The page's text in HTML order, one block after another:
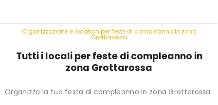
Organizzazione e location per feste di compleanno in zona
Grottarossa
Tutti i locali per feste di compleanno in
zona Grottarossa
Organizza la tua festa di compleanno in zona Grottarossa